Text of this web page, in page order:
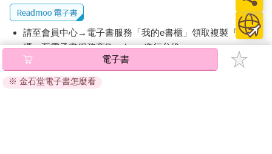
請至會員中心→電子書服務「我的e書櫃」領取複製『兌換
碼』至電子書服務商Readmoo進行兌換。
退換貨須知：
因版權保護，您在金石堂所購買的電子書僅能以金石堂專屬
電子書
※ 金石堂電子書怎麼看